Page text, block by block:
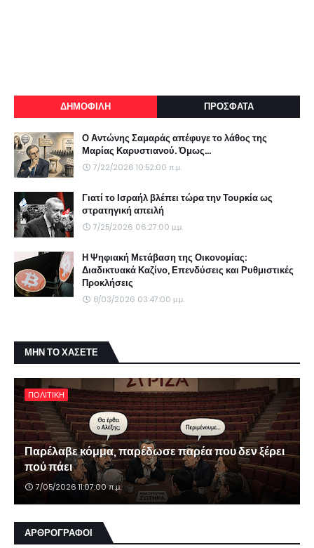
ΔΗΜΟΦΙΛΗ ΠΡΟΣΦΑΤΑ
Ο Αντώνης Σαμαράς απέφυγε το λάθος της
Μαρίας Καρυστιανού. Όμως...
7/22/2026 10:52:00 π.μ.
Γιατί το Ισραήλ βλέπει τώρα την Τουρκία ως
στρατηγική απειλή
7/25/2026 06:27:00 μ.μ.
Η Ψηφιακή Μετάβαση της Οικονομίας:
Διαδικτυακά Καζίνο, Επενδύσεις και Ρυθμιστικές
Προκλήσεις
8/03/2026 03:47:00 μ.μ.
ΜΗΝ ΤΟ ΧΑΣΕΤΕ
ΠΟΛΙΤΙΚΗ
Παρέλαβε κόμμα, παρέδωσε παρέα που δεν ξέρει
πού πάει
7/05/2026 11:07:00 π.μ.
ΑΡΘΡΟΓΡΑΦΟΙ